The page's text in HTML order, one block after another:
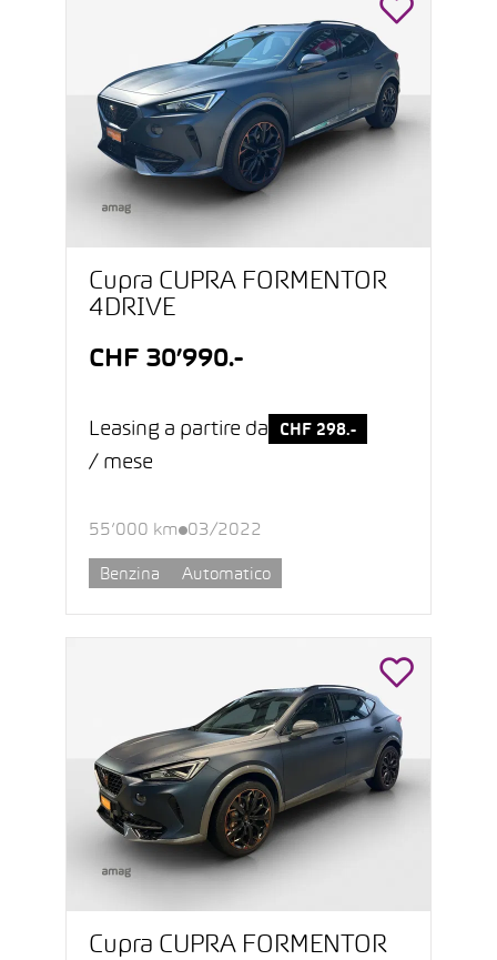
Cupra CUPRA FORMENTOR
4DRIVE
CHF 30’990.-
Leasing a partire da CHF 298.-
/ mese
55’000 km 03/2022
Benzina Automatico
Cupra CUPRA FORMENTOR